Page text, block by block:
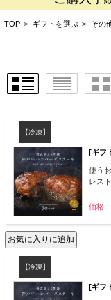
TOP > ギフトを選ぶ > その
【冷凍】
[ギフ
使う
レス
価格
【冷凍】
[ギフ